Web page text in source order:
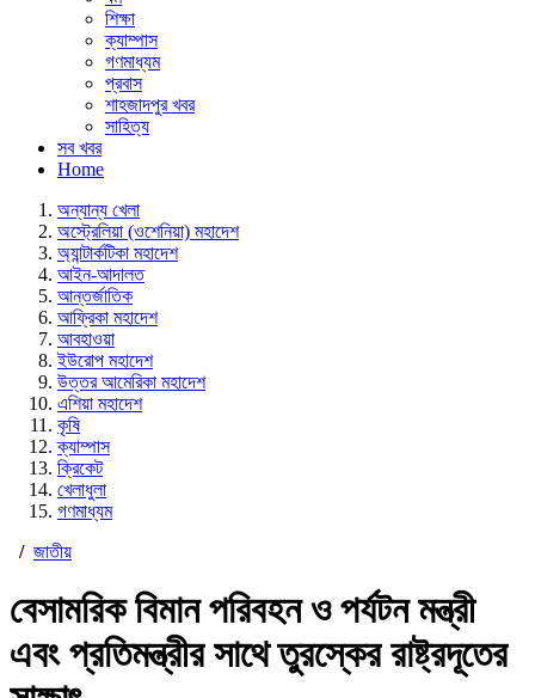
শিক্ষা
ক্যাম্পাস
গণমাধ্যম
প্রবাস
শাহজাদপুর খবর
সাহিত্য
সব খবর
Home
অন্যান্য খেলা
অস্ট্রেলিয়া (ওশেনিয়া) মহাদেশ
অ্যান্টার্কটিকা মহাদেশ
আইন-আদালত
আন্তর্জাতিক
আফ্রিকা মহাদেশ
আবহাওয়া
ইউরোপ মহাদেশ
উত্তর আমেরিকা মহাদেশ
এশিয়া মহাদেশ
কৃষি
ক্যাম্পাস
ক্রিকেট
খেলাধুলা
গণমাধ্যম
/ জাতীয়
বেসামরিক বিমান পরিবহন ও পর্যটন মন্ত্রী
এবং প্রতিমন্ত্রীর সাথে তুরস্কের রাষ্ট্রদূতের